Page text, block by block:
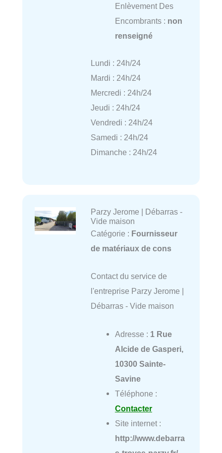
Enlèvement Des
Encombrants : non
renseigné
Lundi : 24h/24
Mardi : 24h/24
Mercredi : 24h/24
Jeudi : 24h/24
Vendredi : 24h/24
Samedi : 24h/24
Dimanche : 24h/24
Parzy Jerome | Débarras -
Vide maison
Catégorie : Fournisseur
de matériaux de cons
Contact du service de
l'entreprise Parzy Jerome |
Débarras - Vide maison
Adresse : 1 Rue
Alcide de Gasperi,
10300 Sainte-
Savine
Téléphone :
Contacter
Site internet :
http://www.debarra